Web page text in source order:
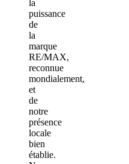
la
puissance
de
la
marque
RE/MAX,
reconnue
mondialement,
et
de
notre
présence
locale
bien
établie.